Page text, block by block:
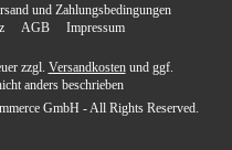
und Zahlungsbedingungen
AGB Impressum
zzgl. Versandkostenund ggf.
anders beschrieben
GmbH - All Rights Reserved.